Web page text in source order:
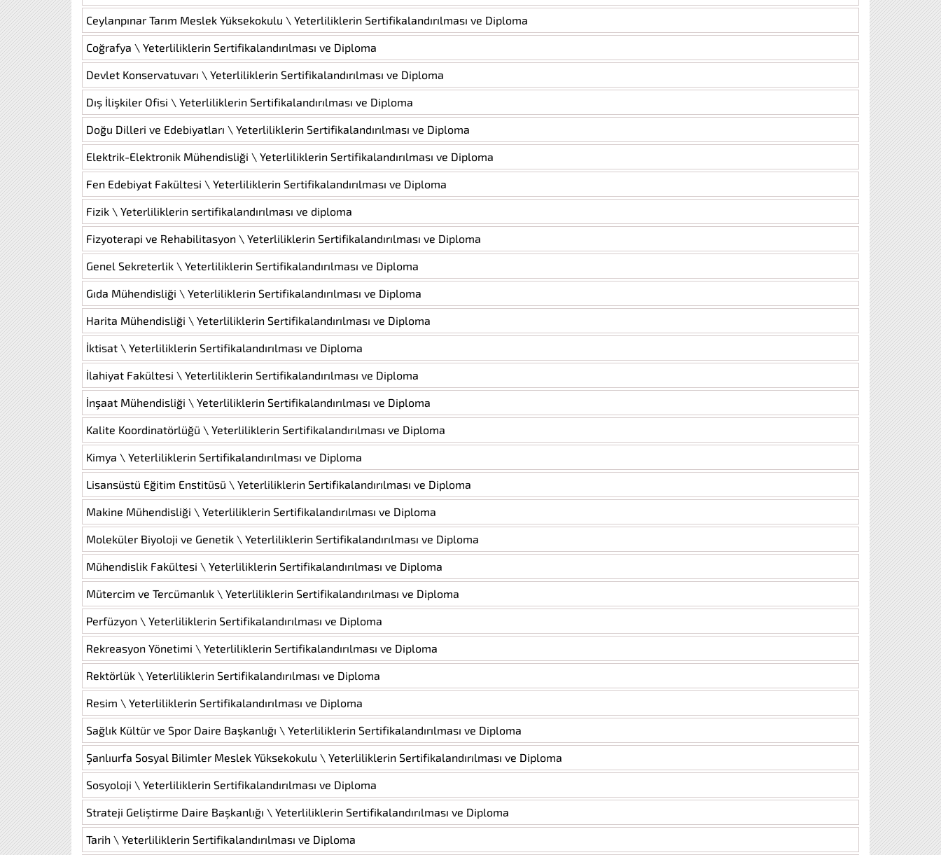
Ceylanpınar Tarım Meslek Yüksekokulu \ Yeterliliklerin Sertifikalandırılması ve Diploma
Coğrafya \ Yeterliliklerin Sertifikalandırılması ve Diploma
Devlet Konservatuvarı \ Yeterliliklerin Sertifikalandırılması ve Diploma
Dış İlişkiler Ofisi \ Yeterliliklerin Sertifikalandırılması ve Diploma
Doğu Dilleri ve Edebiyatları \ Yeterliliklerin Sertifikalandırılması ve Diploma
Elektrik-Elektronik Mühendisliği \ Yeterliliklerin Sertifikalandırılması ve Diploma
Fen Edebiyat Fakültesi \ Yeterliliklerin Sertifikalandırılması ve Diploma
Fizik \ Yeterliliklerin sertifikalandırılması ve diploma
Fizyoterapi ve Rehabilitasyon \ Yeterliliklerin Sertifikalandırılması ve Diploma
Genel Sekreterlik \ Yeterliliklerin Sertifikalandırılması ve Diploma
Gıda Mühendisliği \ Yeterliliklerin Sertifikalandırılması ve Diploma
Harita Mühendisliği \ Yeterliliklerin Sertifikalandırılması ve Diploma
İktisat \ Yeterliliklerin Sertifikalandırılması ve Diploma
İlahiyat Fakültesi \ Yeterliliklerin Sertifikalandırılması ve Diploma
İnşaat Mühendisliği \ Yeterliliklerin Sertifikalandırılması ve Diploma
Kalite Koordinatörlüğü \ Yeterliliklerin Sertifikalandırılması ve Diploma
Kimya \ Yeterliliklerin Sertifikalandırılması ve Diploma
Lisansüstü Eğitim Enstitüsü \ Yeterliliklerin Sertifikalandırılması ve Diploma
Makine Mühendisliği \ Yeterliliklerin Sertifikalandırılması ve Diploma
Moleküler Biyoloji ve Genetik \ Yeterliliklerin Sertifikalandırılması ve Diploma
Mühendislik Fakültesi \ Yeterliliklerin Sertifikalandırılması ve Diploma
Mütercim ve Tercümanlık \ Yeterliliklerin Sertifikalandırılması ve Diploma
Perfüzyon \ Yeterliliklerin Sertifikalandırılması ve Diploma
Rekreasyon Yönetimi \ Yeterliliklerin Sertifikalandırılması ve Diploma
Rektörlük \ Yeterliliklerin Sertifikalandırılması ve Diploma
Resim \ Yeterliliklerin Sertifikalandırılması ve Diploma
Sağlık Kültür ve Spor Daire Başkanlığı \ Yeterliliklerin Sertifikalandırılması ve Diploma
Şanlıurfa Sosyal Bilimler Meslek Yüksekokulu \ Yeterliliklerin Sertifikalandırılması ve Diploma
Sosyoloji \ Yeterliliklerin Sertifikalandırılması ve Diploma
Strateji Geliştirme Daire Başkanlığı \ Yeterliliklerin Sertifikalandırılması ve Diploma
Tarih \ Yeterliliklerin Sertifikalandırılması ve Diploma